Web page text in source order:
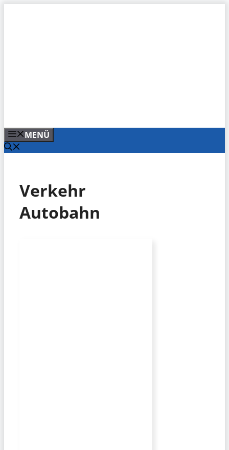
MENÜ
Verkehr
Autobahn